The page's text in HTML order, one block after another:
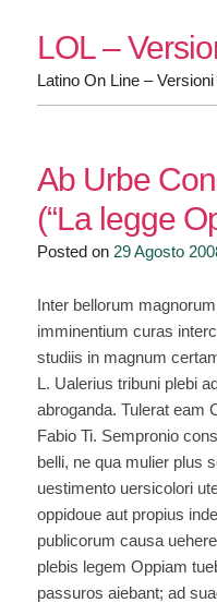
content
LOL –
Latino On Line –
Ab Urbe
(“La legge
Posted on 29 Agosto
Inter bellorum
imminentium curas
studiis in magnum
L. Ualerius tribuni plebi
abroganda. Tulerat eam
Fabio Ti. Sempronio
belli, ne qua mulier plus
uestimento uersicolori
oppidoue aut propius
publicorum causa
plebis legem Oppiam
passuros aiebant; ad